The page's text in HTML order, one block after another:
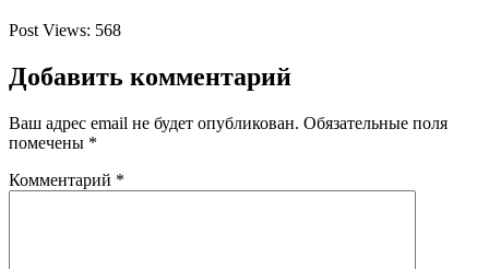
Post Views: 568
Добавить комментарий
Ваш адрес email не будет опубликован. Обязательные поля
помечены *
Комментарий *